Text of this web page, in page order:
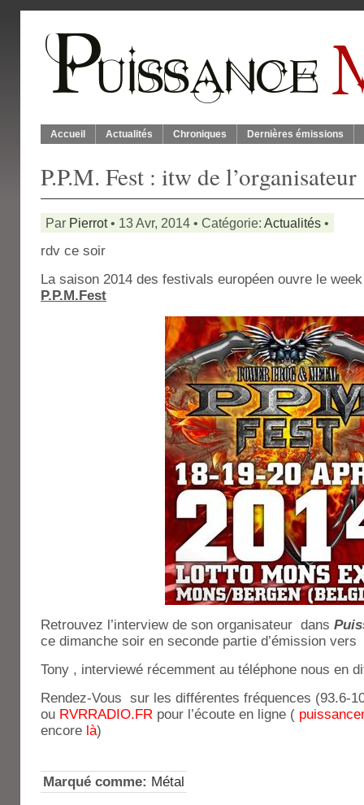
Accueil Actualités Chroniques Dernières émissions
P.P.M. Fest : itw de l’organisateur
Par Pierrot• 13 Avr, 2014 • Catégorie: Actualités •
rdv ce soir
La saison 2014 des festivals européen ouvre le
P.P.M.Fest
Retrouvez l’interview de son organisateur dans
ce dimanche soir en seconde partie d’émission
Tony , interviewé récemment au téléphone nous en
Rendez-Vous sur les différentes fréquences (93.6-
ou RVRRADIO.FR pour l’écoute en ligne (
encore là)
Marqué comme: Métal